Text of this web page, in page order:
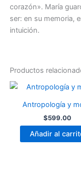
corazón». María
ser: en su memoria,
intuición.
Productos
Antropología y
$599.00
Añadir al